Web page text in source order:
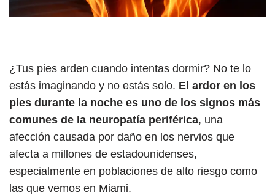
¿Tus pies arden cuando intentas dormir? No te lo
estás imaginando y no estás solo. El ardor en los
pies durante la noche es uno de los signos más
comunes de la neuropatía periférica, una
afección causada por daño en los nervios que
afecta a millones de estadounidenses,
especialmente en poblaciones de alto riesgo como
las que vemos en Miami.